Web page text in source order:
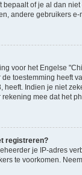
bepaalt of je al dan
andere gebruikers
voor het Engelse
toestemming heeft
heeft. Indien je niet
mee dat het
registreren?
je IP-adres
te voorkomen.